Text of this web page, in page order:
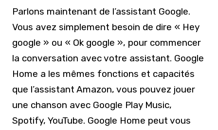
Parlons maintenant de l’assistant Google.
Vous avez simplement besoin de dire « Hey
google » ou « Ok google », pour commencer
la conversation avec votre assistant. Google
Home a les mêmes fonctions et capacités
que l’assistant Amazon, vous pouvez jouer
une chanson avec Google Play Music,
Spotify, YouTube. Google Home peut vous